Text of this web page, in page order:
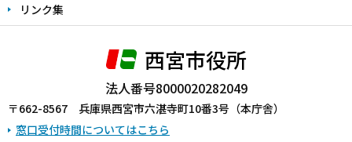
リンク集
西宮市役所
法人番号8000020282049
〒662-8567 兵庫県西宮市六湛寺町10番3号（本庁舎）
窓口受付時間についてはこちら